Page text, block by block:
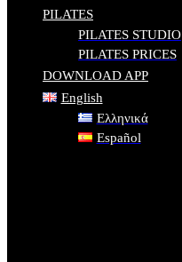
PILATES
PILATES STUDIO
PILATES PRICES
DOWNLOAD APP
English
Ελληνικά
Español